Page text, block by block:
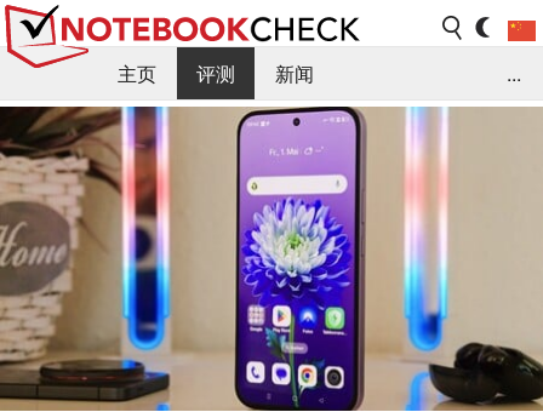
主页 评测
新闻
FAQ / 小提示/ 技术参数
资料库
...